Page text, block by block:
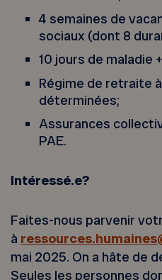
4 semaines de
sociaux (dont 8
10 jours de maladie
Régime de retraite
déterminées;
Assurances
PAE.
Intéressé.e?
Faites-nous parvenir
à
mai 2025. On a hâte de
Seules les personnes